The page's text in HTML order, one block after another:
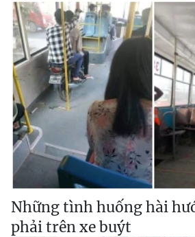
Những tình huống hài
phải trên xe buýt